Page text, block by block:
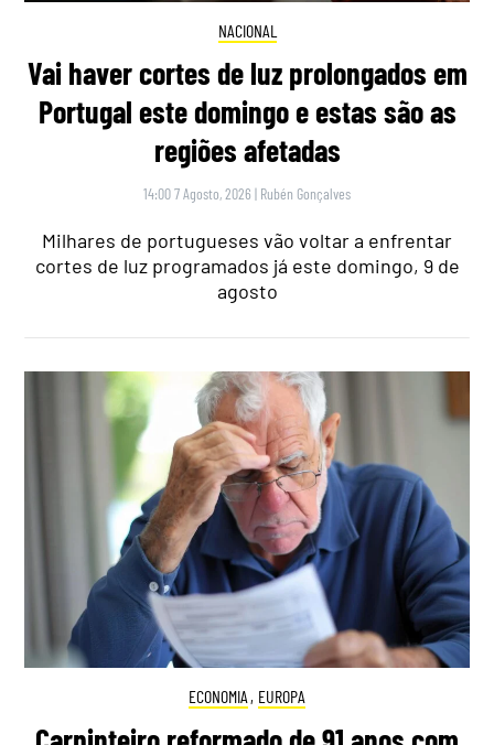
NACIONAL
Vai haver cortes de luz prolongados em
Portugal este domingo e estas são as
regiões afetadas
14:00 7 Agosto, 2026 | Rubén Gonçalves
Milhares de portugueses vão voltar a enfrentar
cortes de luz programados já este domingo, 9 de
agosto
ECONOMIA , EUROPA